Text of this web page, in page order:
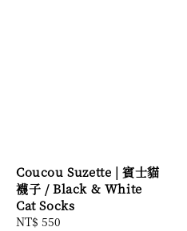
Coucou Suzette | 賓士貓
襪子 / Black & White
Cat Socks
Regular
NT$ 550